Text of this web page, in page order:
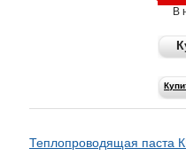
В
Теплопроводящая паста